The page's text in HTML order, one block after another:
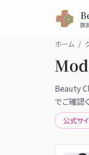
医
ホーム /
Beauty
でご確認
公式サ